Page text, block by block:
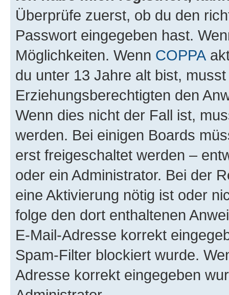
Überprüfe zuerst, ob du den
Passwort eingegeben hast.
Möglichkeiten. Wenn COPPA
du unter 13 Jahre alt bist,
Erziehungsberechtigten den
Wenn dies nicht der Fall ist,
werden. Bei einigen Boards
erst freigeschaltet werden –
oder ein Administrator. Bei der
eine Aktivierung nötig ist oder
folge den dort enthaltenen
E-Mail-Adresse korrekt
Spam-Filter blockiert wurde.
Adresse korrekt eingegeben